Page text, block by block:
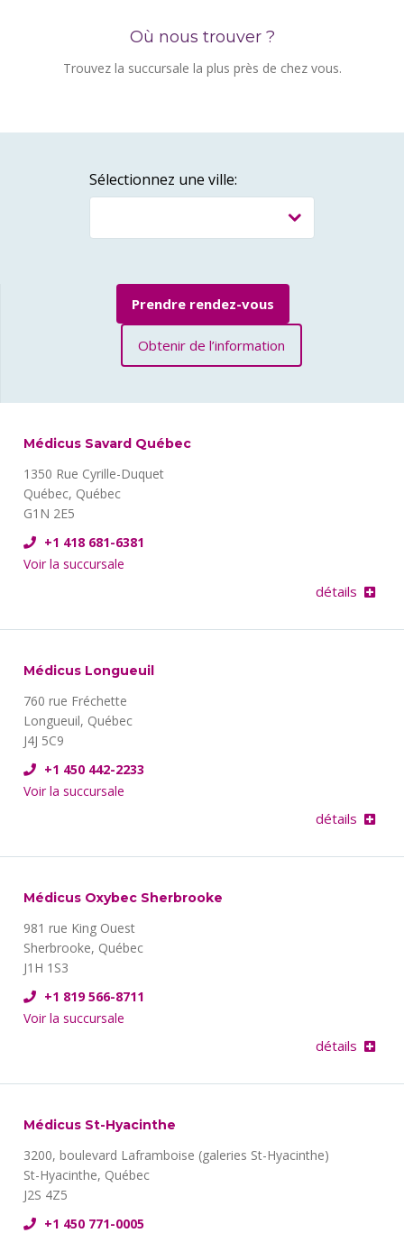
Où nous trouver ?
Trouvez la succursale la plus près de chez vous.
Sélectionnez une ville:
Prendre rendez-vous
Obtenir de l’information
Médicus Savard Québec
1350 Rue Cyrille-Duquet
Québec, Québec
G1N 2E5
+1 418 681-6381
détails
Voir la succursale
Médicus Longueuil
760 rue Fréchette
Longueuil, Québec
J4J 5C9
+1 450 442-2233
détails
Voir la succursale
Médicus Oxybec Sherbrooke
981 rue King Ouest
Sherbrooke, Québec
J1H 1S3
+1 819 566-8711
détails
Voir la succursale
Médicus St-Hyacinthe
3200, boulevard Laframboise (galeries St-Hyacinthe)
St-Hyacinthe, Québec
J2S 4Z5
+1 450 771-0005